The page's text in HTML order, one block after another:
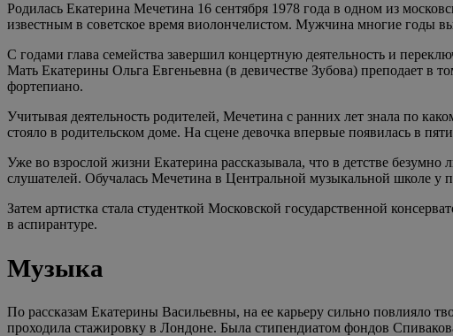
Родилась Екатерина Мечетина 16 сентября 1978 года в одном из
известным в советское время виолончелистом. Мужчина многие годы
С годами глава семейства завершил концертную деятельность и
Мать Екатерины Ольга Евгеньевна (в девичестве Зубова) преподает в
фортепиано.
Учитывая деятельность родителей, Мечетина с ранних лет знала по
стояло в родительском доме. На сцене девочка впервые появилась в
Уже во взрослой жизни Екатерина рассказывала, что в детстве
слушателей. Обучалась Мечетина в Центральной музыкальной школе у
Затем артистка стала студенткой Московской государственной
в аспирантуре.
Музыка
По рассказам Екатерины Васильевны, на ее карьеру сильно повлияло
проходила стажировку в Лондоне. Была стипендиатом фондов